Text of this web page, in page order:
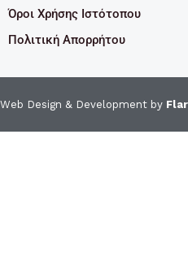
Όροι Χρήσης Ιστότοπου
Πολιτική Απορρήτου
Web Design & Development by